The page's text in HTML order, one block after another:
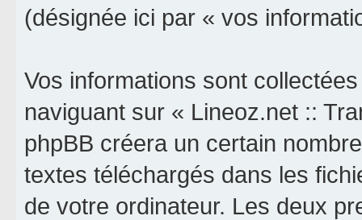
(désignée ici par « vos
Vos informations sont
naviguant sur « Lineoz.net ::
phpBB créera un certain
textes téléchargés dans les
de votre ordinateur. Les deux